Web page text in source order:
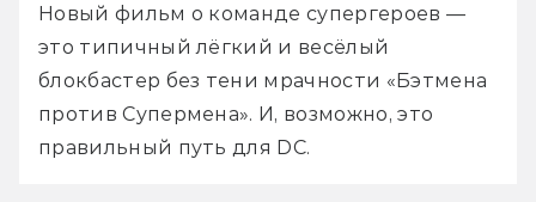
Новый фильм о команде супергероев —
это типичный лёгкий и весёлый
блокбастер без тени мрачности «Бэтмена
против Супермена». И, возможно, это
правильный путь для DC.